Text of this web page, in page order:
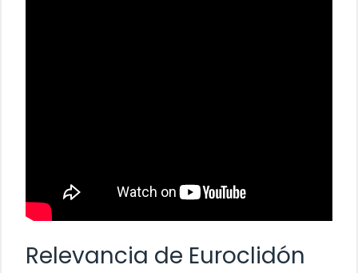
Relevancia de Euroclidón